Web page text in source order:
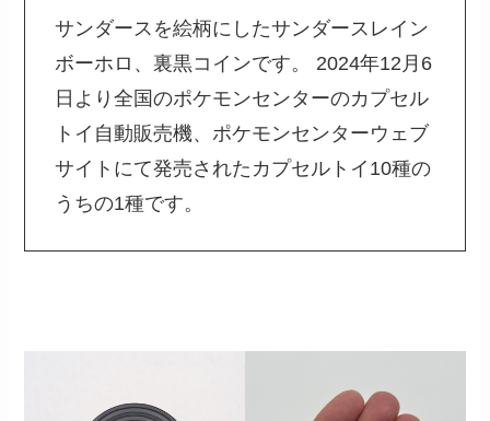
サンダースを絵柄にしたサンダースレイン
ボーホロ、裏黒コインです。 2024年12月6
日より全国のポケモンセンターのカプセル
トイ自動販売機、ポケモンセンターウェブ
サイトにて発売されたカプセルトイ10種の
うちの1種です。